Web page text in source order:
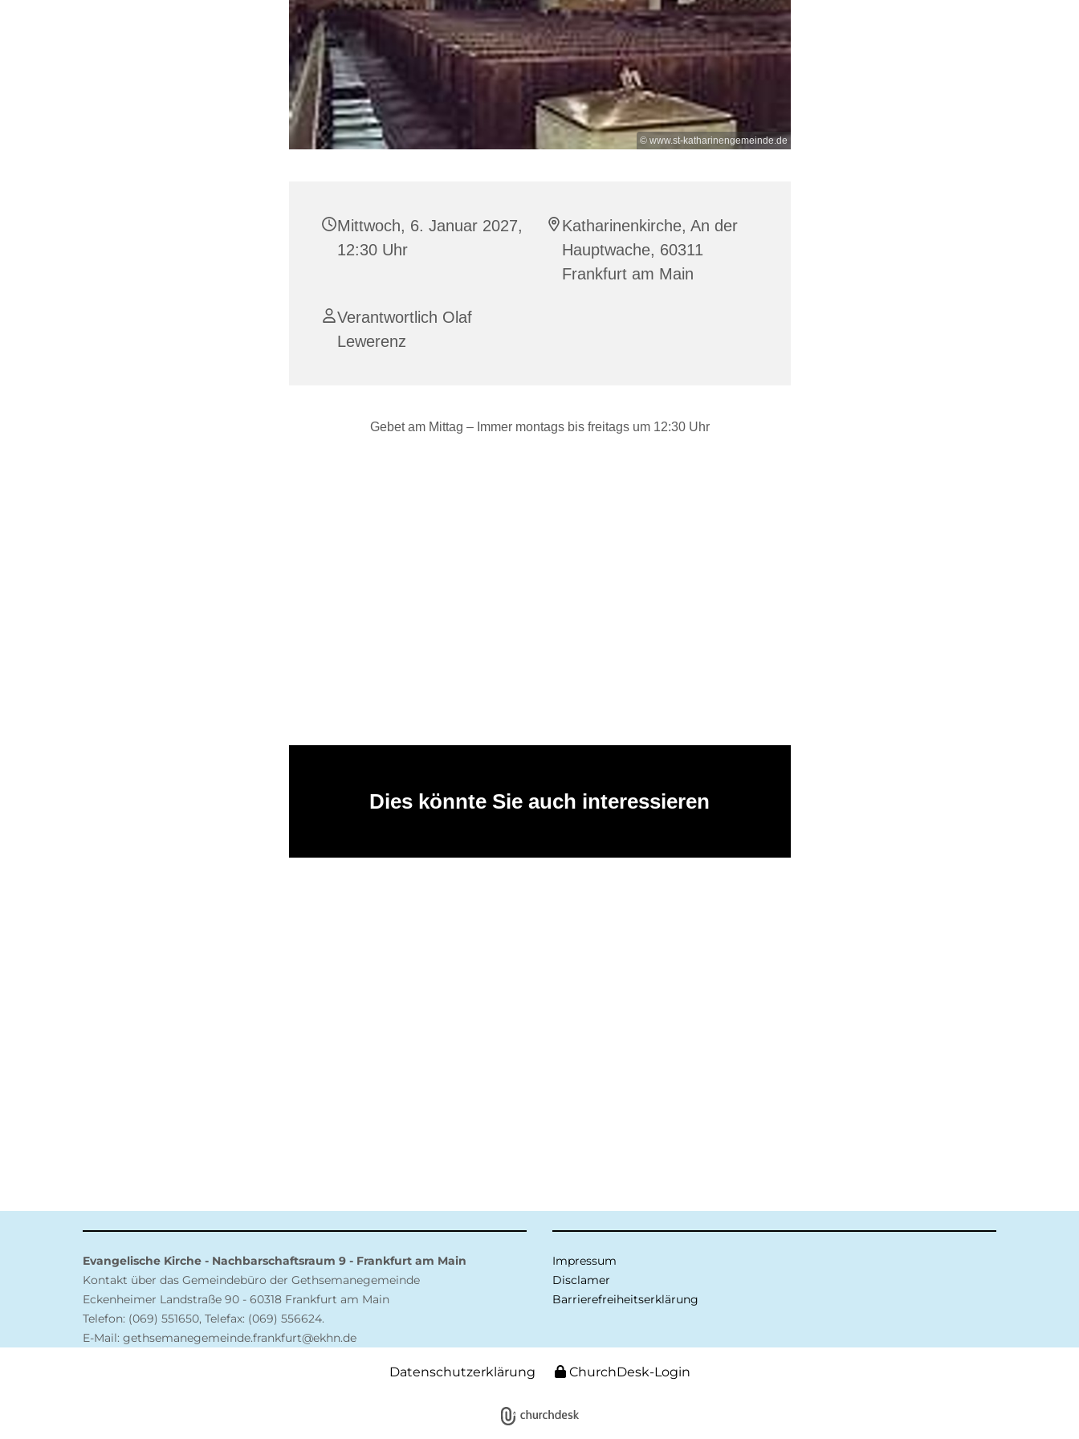
© www.st-katharinengemeinde.de
Mittwoch, 6. Januar 2027,
12:30 Uhr
Katharinenkirche, An der
Hauptwache, 60311
Frankfurt am Main
Verantwortlich Olaf
Lewerenz
Gebet am Mittag – Immer montags bis freitags um 12:30 Uhr
Dies könnte Sie auch interessieren
Evangelische Kirche - Nachbarschaftsraum 9 - Frankfurt am Main
Kontakt über das Gemeindebüro der Gethsemanegemeinde
Eckenheimer Landstraße 90 - 60318 Frankfurt am Main
Telefon: (069) 551650, Telefax: (069) 556624.
E-Mail: gethsemanegemeinde.frankfurt@ekhn.de
Impressum
Disclamer
Barrierefreiheitserklärung
Datenschutzerklärung ChurchDesk-Login